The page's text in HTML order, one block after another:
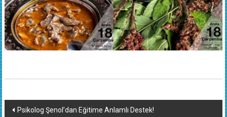
Yazı
Psikolog Şenol’dan Eğitime Anlamlı Destek!